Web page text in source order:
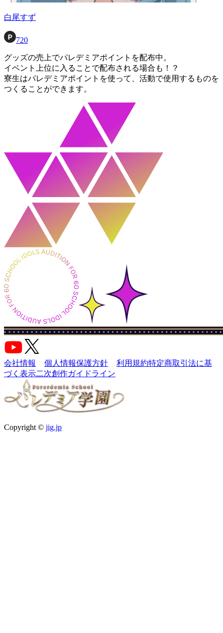
白尾すず
720
グッズの売上でパレデミアポイントを配布中。
イベント上位に入ることで配布される場合も！？
寮生はパレデミアポイントを使って、活動で使用するものを
つくることができます。
会社情報 個人情報保護方針 利用規約特定商取引法に基
づく表示二次創作ガイドライン
Copyright © jig.jp